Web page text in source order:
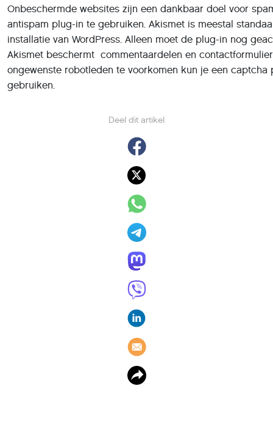
Deel dit artikel
Onbeschermde websites zijn een dankbaar doel voor
antispam plug-in te gebruiken. Akismet is meestal
installatie van WordPress. Alleen moet de plug-in nog
Akismet beschermt commentaardelen en
ongewenste robotleden te voorkomen kun je een
gebruiken.